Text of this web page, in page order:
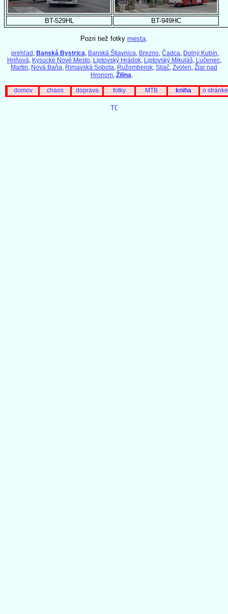
BT-529HL BT-949HC
Pozri tiež fotky mesta
prehľad , Banská Bystrica, Banská Štiavnica, Brezno, Čadca, Dolný Kubín,
Hriňová, Kysucké Nové Mesto, Liptovský Hrádok, Liptovský Mikuláš, Lučenec,
Martin, Nová Baňa, Rimavská Sobota, Ružomberok, Sliač, Zvolen, Žiar nad
Hronom, Žilina.
domov chaos doprava fotky MTB kniha o stránke